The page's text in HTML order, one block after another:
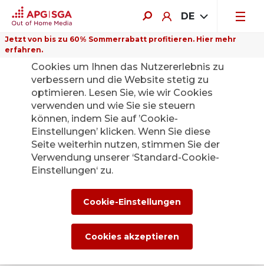
DE
Jetzt von bis zu 60% Sommerrabatt profitieren. Hier mehr
erfahren.
Zurück
Francesca
Conestabile
übernimmt die
Leitung der
APG|SGA im Tessin
Auf dieser Website verwenden wir
Cookies um Ihnen das Nutzererlebnis zu
verbessern und die Website stetig zu
optimieren. Lesen Sie, wie wir Cookies
verwenden und wie Sie sie steuern
können, indem Sie auf ’Cookie-
Einstellungen’ klicken. Wenn Sie diese
Seite weiterhin nutzen, stimmen Sie der
Verwendung unserer ‘Standard-Cookie-
Einstellungen‘ zu.
Cookie-Einstellungen
Cookies akzeptieren